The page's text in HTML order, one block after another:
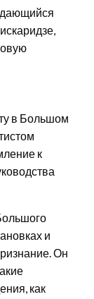
в Большом
к
и
Он
как